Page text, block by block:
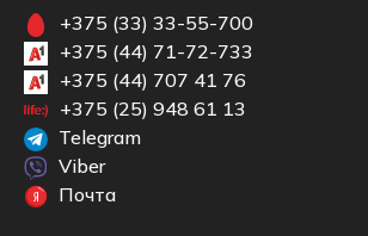
+375 (33) 33-55-700
+375 (44) 71-72-733
+375 (44) 707 41 76
+375 (25) 948 61 13
Telegram
Viber
Почта